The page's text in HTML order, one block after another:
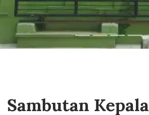
Sambutan Kepala